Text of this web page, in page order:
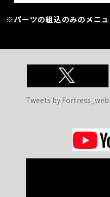
※パーツの組込のみのメニ
Tweets by Fortress_web